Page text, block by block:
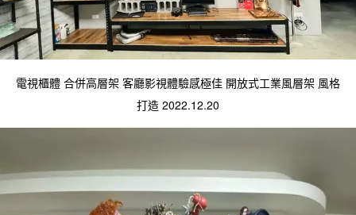
電視櫃體 合併高層架 客廳影視體驗感極佳 開放式工業風層架 風格
打造 2022.12.20